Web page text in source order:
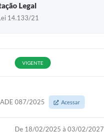
Legal
14.133/21
VIGENTE
087/2025
Acessar
De 18/02/2025 à 03/02/2027